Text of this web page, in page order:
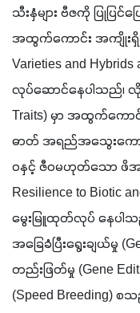
သီးနှံများ ဗီဇကို ပြုပြင်
အထွက်ကောင်း အကျိုးရှိနိုင်
Varieties and
လုပ်ဆောင်နေပါသည်၊ လို
Traits) မှာ အထွက်ကောင်း
ဓာတ် အရည်အသွေးကောင်း
ဝနှင့် ဇီဝမဟုတ်သော ဖိအာ
Resilience to Biotic
မွေးမြူထုတ်လုပ် နေပါသည်
အခြေခံပြီးရွေးချယ်မှု
တည်းဖြတ်မှု (Gene
(Speed Breeding)